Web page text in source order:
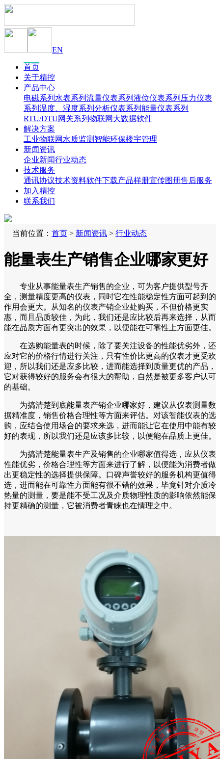
EN
首页
关于精控
产品中心
电磁系列 水表系列 流量仪表系列 液位仪表系列 压力仪表
系列 温度、湿度系列 分析仪表系列 能量仪表系列
RTU/DTU网关系列 物联网大数据软件
解决方案
工业物联网 水质监测 智能环保楼宇管理
新闻资讯
企业新闻行业动态
技术服务
通讯协议技术资料软件下载产品样册宣传图册售后服务
加入精控
联系我们
当前位置： 首页 > 新闻资讯 > 行业动态
能量表生产销售企业哪家更好
专业从事能量表生产销售的企业，可为客户提供型号齐
全，测量精度更高的仪表，同时它在性能稳定性方面可起到的
作用会更大。从知名的仪表产销企业处购买，不但价格更实
惠，而且品质较佳，为此，我们还是应比较后再来选择，从而
能在品质方面有更突出的效果，以便能在可靠性上方面更佳。
在选购能量表的时候，除了要关注设备的性能优劣外，还
应对它的价格行情进行关注，只有性价比更高的仪表才更受欢
迎，所以我们还是应多比较，进而能选择到质量更优的产品，
它对获得较好的服务会有很大的帮助，自然是被更多客户认可
的基础。
为搞清楚到底能量表产销企业哪家好，建议从仪表测量数
据精准度，销售价格合理性等方面来评估。对该智能仪表的选
购，应结合使用场合的要求来选，进而能让它在使用中能有较
好的表现，所以我们还是应该多比较，以便能在品质上更佳。
为搞清楚能量表生产及销售的企业哪家值得选，应从仪表
性能优劣，价格合理性等方面来进行了解，以便能为消费者做
出更稳定性的选择提供保障。口碑声誉较好的服务机构更值得
选，进而能在可靠性方面能有很不错的效果，毕竟针对介质冷
热量的测量，要是能不受工况及介质物理性质的影响依然能保
持更精确的测量，它被消费者青睐也在情理之中。